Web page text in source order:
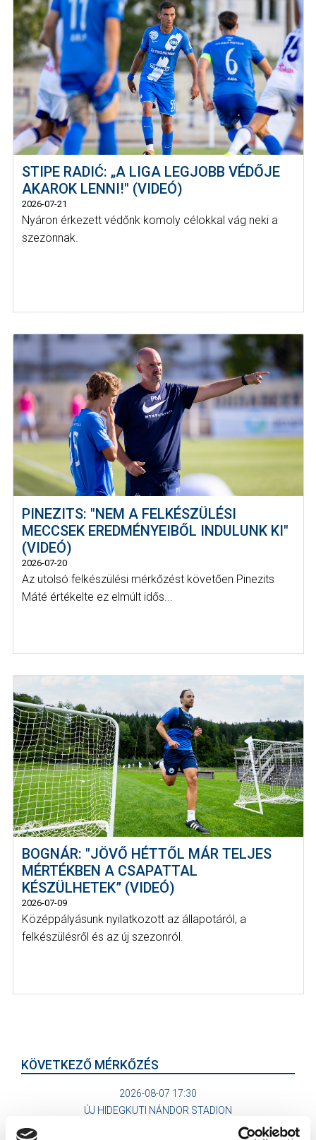
STIPE RADIĆ: „A LIGA LEGJOBB VÉDŐJE
AKAROK LENNI!" (VIDEÓ)
2026-07-21
Nyáron érkezett védőnk komoly célokkal vág neki a
szezonnak.
PINEZITS: "NEM A FELKÉSZÜLÉSI
MECCSEK EREDMÉNYEIBŐL INDULUNK KI"
(VIDEÓ)
2026-07-20
Az utolsó felkészülési mérkőzést követően Pinezits
Máté értékelte ez elmúlt idős...
BOGNÁR: "JÖVŐ HÉTTŐL MÁR TELJES
MÉRTÉKBEN A CSAPATTAL
KÉSZÜLHETEK” (VIDEÓ)
2026-07-09
Középpályásunk nyilatkozott az állapotáról, a
felkészülésről és az új szezonról.
KÖVETKEZŐ MÉRKŐZÉS
2026-08-07 17:30
ÚJ HIDEGKUTI NÁNDOR STADION